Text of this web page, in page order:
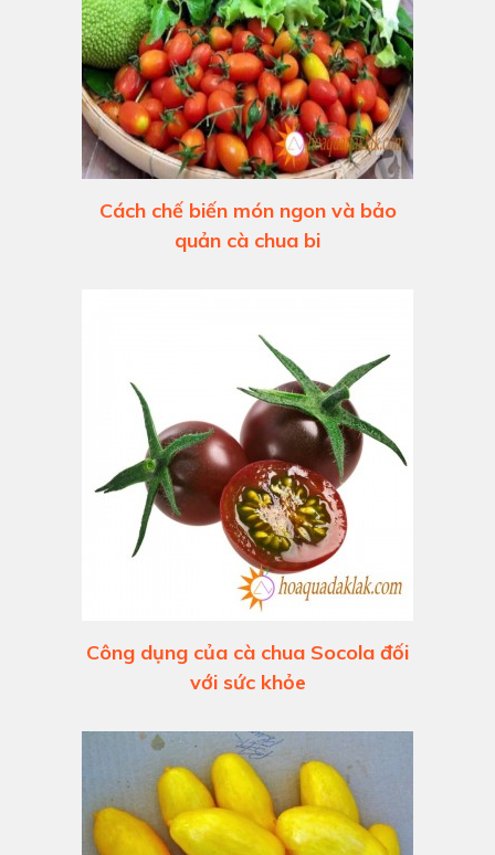
Cách chế biến món ngon và bảo
quản cà chua bi
Công dụng của cà chua Socola đối
với sức khỏe